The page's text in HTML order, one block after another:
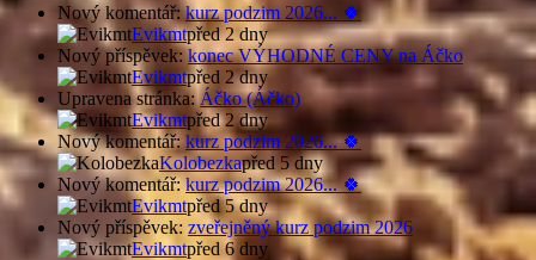
Nový komentář:kurz podzim 2026... 🍀
Evikmtpřed 2 dny
Nový příspěvek:konec VÝHODNÉ CENY na Áčko
Evikmtpřed 2 dny
Upravena stránka:Áčko (Áčko)
Evikmtpřed 2 dny
Nový komentář: kurz podzim 2026... 🍀
Kolobezkapřed 5 dny
Nový komentář:kurz podzim 2026... 🍀
Evikmtpřed 5 dny
Nový příspěvek: zveřejněný kurz podzim 2026
Evikmtpřed 6 dny